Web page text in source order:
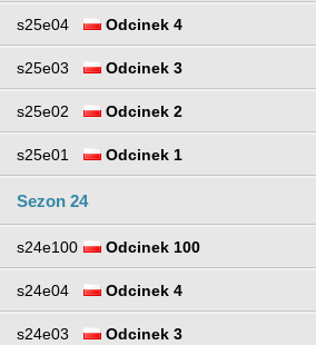
s25e04 Odcinek 4
s25e03 Odcinek 3
s25e02 Odcinek 2
s25e01 Odcinek 1
Sezon 24
s24e100 Odcinek 100
s24e04 Odcinek 4
s24e03 Odcinek 3